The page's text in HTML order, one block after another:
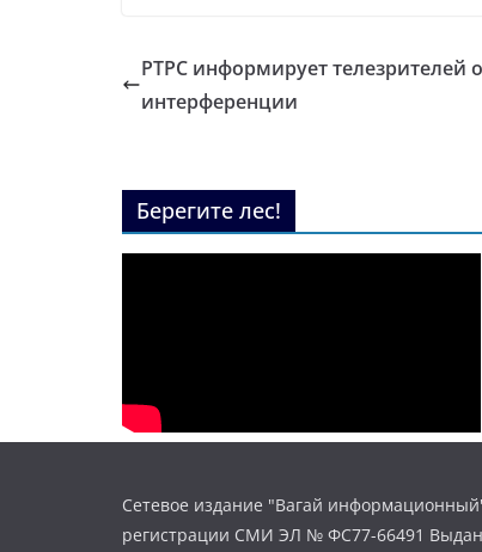
РТРС информирует телезрителей
интерференции
Берегите лес!
Сетевое издание "Вагай
регистрации СМИ ЭЛ № ФС77-66491